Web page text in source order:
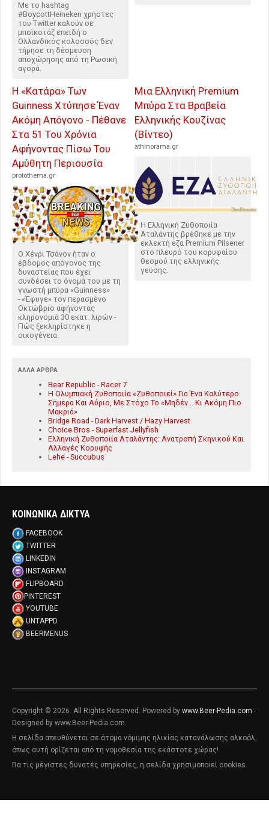
Με το hashtag
#BoycottHeineken χρήστες
του Twitter καλούν σε
μποϊκοτάζ επειδή ο
Ολλανδικός κολοσσός δεν
τήρησε τη δέσμευση
αποχώρησης από τη Ρωσική
αγορά.
Η «Κατάρα» Των
Guinness Χτύπησε Έναν
Ακόμη Απόγονο - Πέθανε
Στα 51 Του Χρόνια
Αφήνοντας Πίσω Του
Αμύθητη Περιουσία
protothema.gr
Ο Χένρι Τσάνον ήταν ο
έβδομος απόγονος της
δυναστείας που έχει
συνδέσει το όνομά του με τη
γνωστή μπύρα «Guinness»
- «Έφυγε» τον περασμένο
Οκτώβριο αφήνοντας
κληρονομιά 30 εκατ. λιρών -
Πώς ξεκληρίστηκε η
οικογένεια.
Μια Ελληνική Premium
Μπύρα Στα Βραβεία
Ελληνικής Κουζίνας
(Βίντεο)
athinorama.gr
Η Ελληνική Ζυθοποιία
Αταλάντης βρέθηκε με την
εκλεκτή εζα Premium Pilsener
στο πλευρό του κορυφαίου
θεσμού της ελληνικής
γεύσης.
ΆΛΛΑ ΆΡΘΡΑ
Bear Republic - Racer 7
Η Ολυμπιακή Ζυθοποιία «Ζυθοποιεί» Για Ένα Καλύτερο
Σήμερα Και Αύριο, Με Στόχο Το «Μηδέν... Κι Ακόμη Πιο
Μακριά»
Bridge Road - Dark Harvest / Hazy Harvest
Choice Bros - Superfast Jellyfish
Ελληνική Ζυθοποιία Αταλάντης: Ανατροπή Σκηνικού Και
Αλλαγές Κορυφής
Lehe - Succubus
ΚΟΙΝΩΝΙΚΑ ΔΙΚΤΥΑ
FACEBOOK
TWITTER
LINKEDIN
INSTAGRAM
FLIPBOARD
PINTEREST
YOUTUBE
UNTAPPD
BEERMENUS
Copyright © 2026. All Rights Reserved. Powered by www.Beer-Pedia.com -
Designed by www.Beer-Pedia.com.
Η σελίδα απευθύνεται σε άτομα νόμιμης ηλικίας κατανάλωσης αλκοόλ,
όπως αυτή ορίζεται από τη νομοθεσία της εκάστοτε χώρας!
Για τις μέγιστες δυνατές υπηρεσίες, η σελίδα χρησιμοποιεί cookies.